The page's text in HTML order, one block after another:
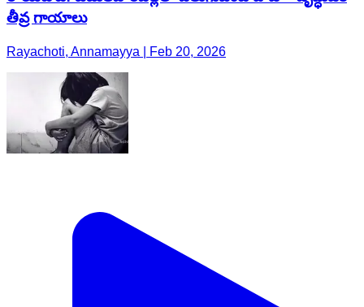
తీవ్ర గాయాలు
Rayachoti, Annamayya | Feb 20, 2026